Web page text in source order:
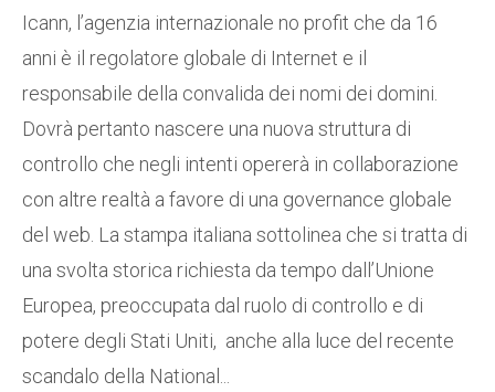
Icann, l’agenzia internazionale no profit che da 16
anni è il regolatore globale di Internet e il
responsabile della convalida dei nomi dei domini.
Dovrà pertanto nascere una nuova struttura di
controllo che negli intenti opererà in collaborazione
con altre realtà a favore di una governance globale
del web. La stampa italiana sottolinea che si tratta di
una svolta storica richiesta da tempo dall’Unione
Europea, preoccupata dal ruolo di controllo e di
potere degli Stati Uniti, anche alla luce del recente
scandalo della National...